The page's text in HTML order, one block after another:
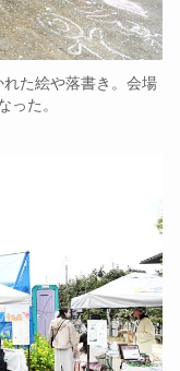
れた絵や落書き。会場
った。